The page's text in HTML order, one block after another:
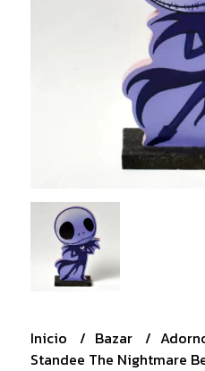
Inicio Bazar
Standee The Nightmare